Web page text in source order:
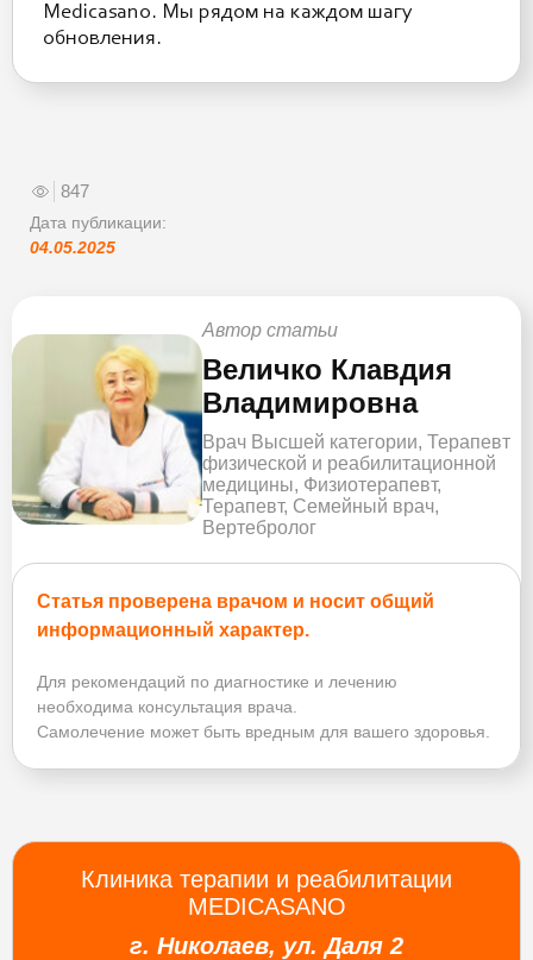
Medicasano. Мы рядом на каждом шагу
обновления.
847
Дата публикации:
04.05.2025
Автор статьи
Величко Клавдия
Владимировна
Врач Высшей категории, Терапевт
физической и реабилитационной
медицины, Физиотерапевт,
Терапевт, Семейный врач,
Вертебролог
Статья проверена врачом и носит общий
информационный характер.
Для рекомендаций по диагностике и лечению
необходима консультация врача.
Самолечение может быть вредным для вашего здоровья.
Клиника терапии и реабилитации
MEDICASANO
г. Николаев, ул. Даля 2